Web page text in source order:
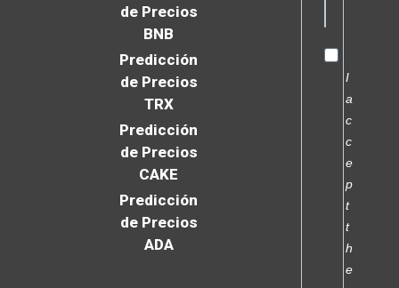
de Precios
BNB
Predicción
de Precios
TRX
Predicción
de Precios
CAKE
Predicción
de Precios
ADA
I
a
c
c
e
p
t
t
h
e